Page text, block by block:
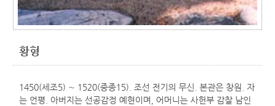
황형
1450(세조5) ∼ 1520(중종15). 조선 전기의 무신. 본관은 창원. 자
는 언평. 아버지는 선공감정 예현이며, 어머니는 사헌부 감찰 남인